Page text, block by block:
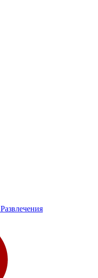
Развлечения